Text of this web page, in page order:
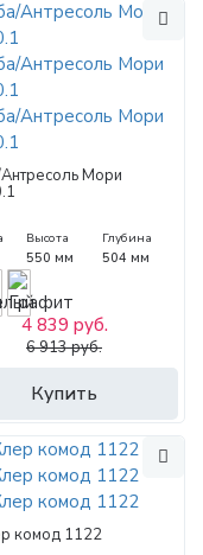
Мори
Высота
550 мм
Глубина
504 мм
Купить
4 839 руб.
6 913 руб.
комод 1122